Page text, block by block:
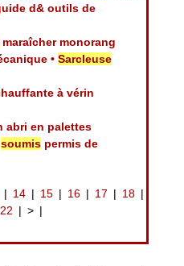
d& outils de
maraîcher monorang
•Sarcleuse
à vérin
abri en palettes
soumis permis de
14 15 16 17
18
22 >